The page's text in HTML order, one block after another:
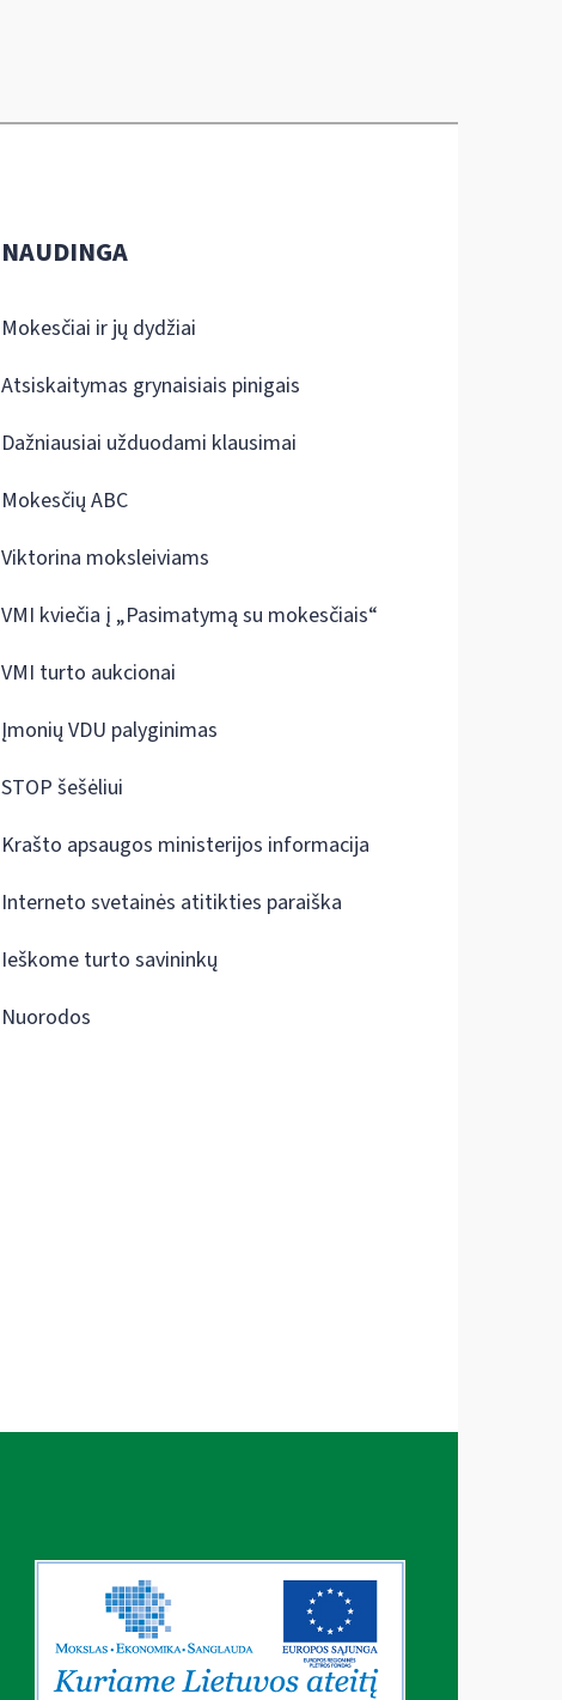
NAUDINGA
Mokesčiai ir jų dydžiai
Atsiskaitymas grynaisiais pinigais
Dažniausiai užduodami klausimai
Mokesčių ABC
Viktorina moksleiviams
VMI kviečia į „Pasimatymą su mokesčiais“
VMI turto aukcionai
Įmonių VDU palyginimas
STOP šešėliui
Krašto apsaugos ministerijos informacija
Interneto svetainės atitikties paraiška
Ieškome turto savininkų
Nuorodos